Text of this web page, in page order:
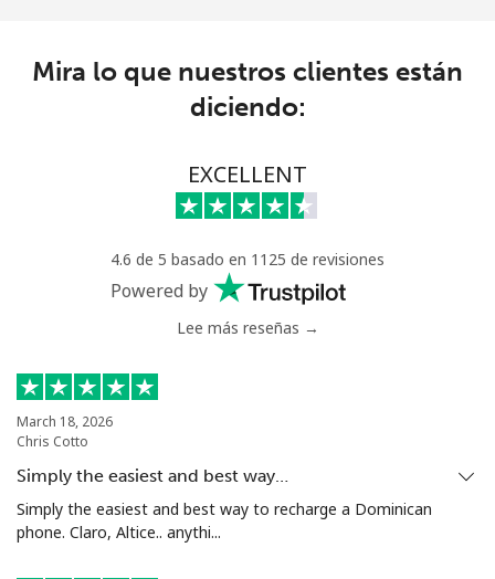
Anguilla
⁦34.9¢⁩ 14 min por ⁦$5⁩
Antigua And Barbuda
Argentina
Línea fija ⁦1.7¢⁩ 294 min por ⁦$5⁩
Celular ⁦20.5¢⁩
Mira lo que nuestros clientes están
diciendo:
EXCELLENT
4.6 de 5 basado en 1125 de revisiones
Powered by
Lee más reseñas →
March 18, 2026
Chris Cotto
Simply the easiest and best way…
Simply the easiest and best way to recharge a Dominican
phone. Claro, Altice.. anythi...